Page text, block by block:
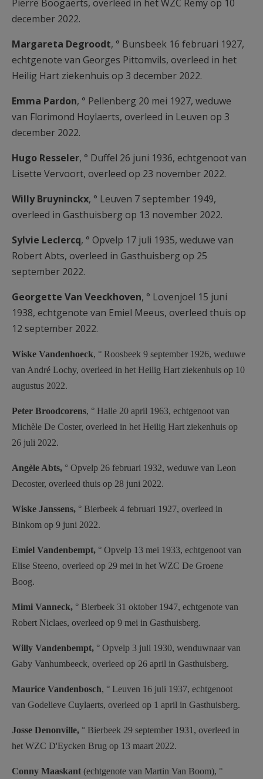
Pierre Boogaerts, overleed in het WZC Remy op 10
december 2022.
Margareta Degroodt, ° Bunsbeek 16 februari 1927,
echtgenote van Georges Pittomvils, overleed in het
Heilig Hart ziekenhuis op 3 december 2022.
Emma Pardon, ° Pellenberg 20 mei 1927, weduwe
van Florimond Hoylaerts, overleed in Leuven op 3
december 2022.
Hugo Resseler, ° Duffel 26 juni 1936, echtgenoot van
Lisette Vervoort, overleed op 23 november 2022.
Willy Bruyninckx, ° Leuven 7 september 1949,
overleed in Gasthuisberg op 13 november 2022.
Sylvie Leclercq, ° Opvelp 17 juli 1935, weduwe van
Robert Abts, overleed in Gasthuisberg op 25
september 2022.
Georgette Van Veeckhoven, ° Lovenjoel 15 juni
1938, echtgenote van Emiel Meeus, overleed thuis op
12 september 2022.
Wiske Vandenhoeck, ° Roosbeek 9 september 1926, weduwe
van André Lochy, overleed in het Heilig Hart ziekenhuis op 10
augustus 2022.
Peter Broodcorens, ° Halle 20 april 1963, echtgenoot van
Michèle De Coster, overleed in het Heilig Hart ziekenhuis op
26 juli 2022.
Angèle Abts, ° Opvelp 26 februari 1932, weduwe van Leon
Decoster, overleed thuis op 28 juni 2022.
Wiske Janssens, ° Bierbeek 4 februari 1927, overleed in
Binkom op 9 juni 2022.
Emiel Vandenbempt, ° Opvelp 13 mei 1933, echtgenoot van
Elise Steeno, overleed op 29 mei in het WZC De Groene
Boog.
Mimi Vanneck, ° Bierbeek 31 oktober 1947, echtgenote van
Robert Niclaes, overleed op 9 mei in Gasthuisberg.
Willy Vandenbempt, ° Opvelp 3 juli 1930, wenduwnaar van
Gaby Vanhumbeeck, overleed op 26 april in Gasthuisberg.
Maurice Vandenbosch, ° Leuven 16 juli 1937, echtgenoot
van Godelieve Cuylaerts, overleed op 1 april in Gasthuisberg.
Josse Denonville, ° Bierbeek 29 september 1931, overleed in
het WZC D'Eycken Brug op 13 maart 2022.
Conny Maaskant (echtgenote van Martin Van Boom), °